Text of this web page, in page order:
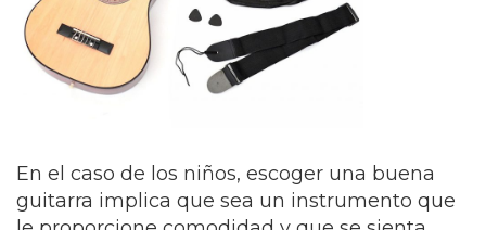
En el caso de los niños, escoger una buena
guitarra implica que sea un instrumento que